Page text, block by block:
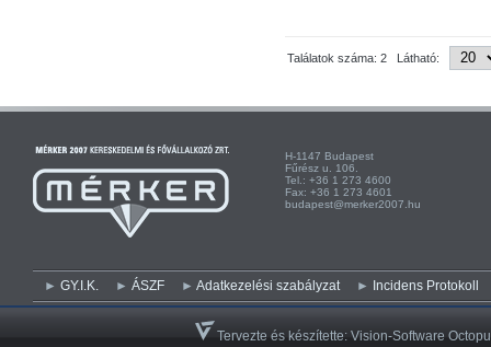
Találatok száma: 2 Látható:
H-1147 Budapest H-
Fűrész u. 106.
Tel.: +36 1 273 4600
Fax: +36 1 273 4601
budapest@merker2007.hu
GY.I.K. ÁSZF Adatkezelési szabályzat Incidens Protokoll
Tervezte és készítette:Vision-Software